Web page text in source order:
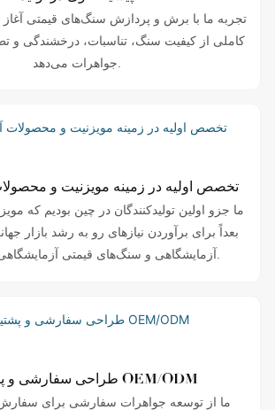
تجربه ما با برش و پردازش سنگ‌های قیمتی
کاملی از کیفیت سنگ، تناسبات، درخشندگی و
تخصص اولیه در زمینه مویزنیت و
ما جزو اولین تولیدکنندگان در چین بودیم که
بعداً برای برآوردن نیازهای رو به رشد بازار
آزمایشگاهی و سنگ‌های قیمتی آزمایشگاهی روی آوردیم.
طراحی سفارشی و پشتیبانی OEM/ODM
ما از توسعه جواهرات سفارشی برای